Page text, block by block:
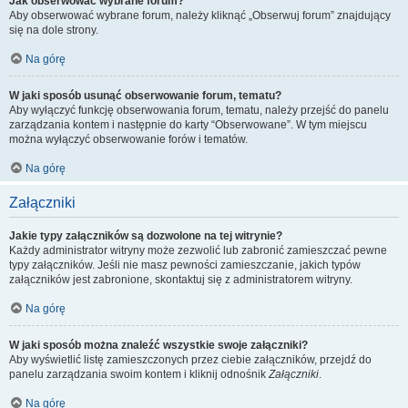
Aby obserwować wybrane forum, należy kliknąć „Obserwuj forum” znajdujący
się na dole strony.
Na górę
W jaki sposób usunąć obserwowanie forum, tematu?
Aby wyłączyć funkcję obserwowania forum, tematu, należy przejść do panelu
zarządzania kontem i następnie do karty “Obserwowane”. W tym miejscu
można wyłączyć obserwowanie forów i tematów.
Na górę
Załączniki
Jakie typy załączników są dozwolone na tej witrynie?
Każdy administrator witryny może zezwolić lub zabronić zamieszczać pewne
typy załączników. Jeśli nie masz pewności zamieszczanie, jakich typów
załączników jest zabronione, skontaktuj się z administratorem witryny.
Na górę
W jaki sposób można znaleźć wszystkie swoje załączniki?
Aby wyświetlić listę zamieszczonych przez ciebie załączników, przejdź do
panelu zarządzania swoim kontem i kliknij odnośnikZałączniki.
Na górę